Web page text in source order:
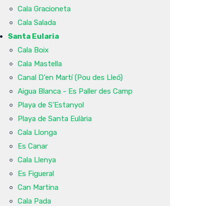
Cala Gracioneta
Cala Salada
Santa Eularia
Cala Boix
Cala Mastella
Canal D'en Martí (Pou des Lleó)
Aigua Blanca - Es Paller des Camp
Playa de S'Estanyol
Playa de Santa Eulària
Cala Llonga
Es Canar
Cala Llenya
Es Figueral
Can Martina
Cala Pada